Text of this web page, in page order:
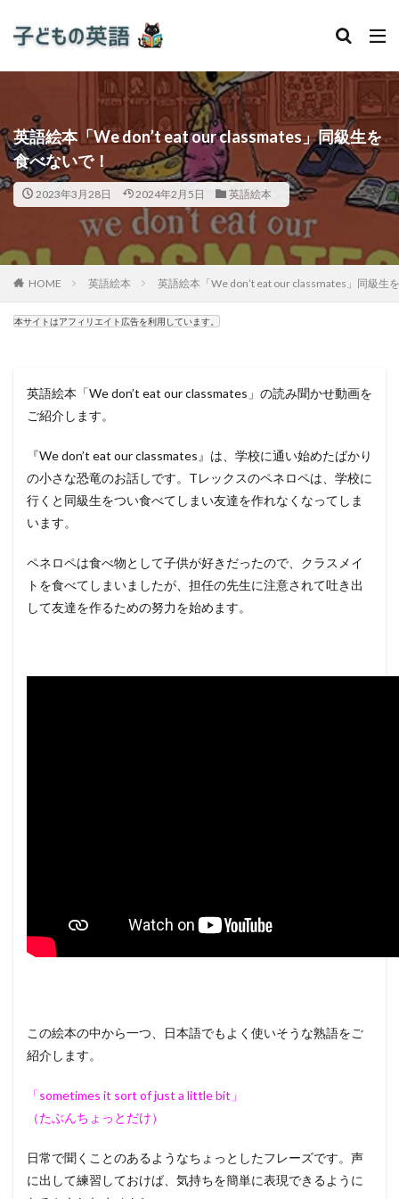
英語絵本「We don’t eat our classmates」同級生を
食べないで！
2023年3月28日 2024年2月5日 英語絵本
HOME 英語絵本 英語絵本「We don’t eat our classmates」同級生
本サイトはアフィリエイト広告を利用しています。
英語絵本「We don’t eat our classmates」の読み聞かせ動画を
ご紹介します。
『We don’t eat our classmates』は、学校に通い始めたばかり
の小さな恐竜のお話しです。Tレックスのペネロペは、学校に
行くと同級生をつい食べてしまい友達を作れなくなってしま
います。
ペネロペは食べ物として子供が好きだったので、クラスメイ
トを食べてしまいましたが、担任の先生に注意されて吐き出
して友達を作るための努力を始めます。
この絵本の中から一つ、日本語でもよく使いそうな熟語をご
紹介します。
「sometimes it sort of just a little bit」
（たぶんちょっとだけ）
日常で聞くことのあるようなちょっとしたフレーズです。声
に出して練習しておけば、気持ちを簡単に表現できるように